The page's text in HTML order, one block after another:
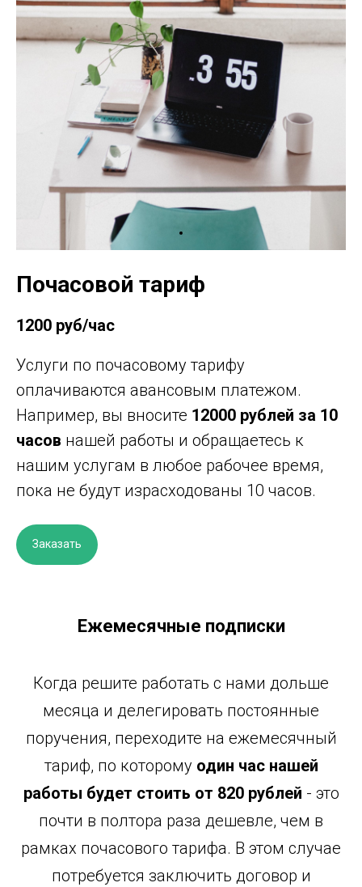
Почасовой тариф
1200 руб/час
Услуги по почасовому тарифу
оплачиваются авансовым платежом.
Например, вы вносите 12000 рублей за 10
часов нашей работы и обращаетесь к
нашим услугам в любое рабочее время,
пока не будут израсходованы 10 часов.
Заказать
Ежемесячные подписки
Когда решите работать с нами дольше
месяца и делегировать постоянные
поручения, переходите на ежемесячный
тариф, по которому один час нашей
работы будет стоить от 820 рублей - это
почти в полтора раза дешевле, чем в
рамках почасового тарифа. В этом случае
потребуется заключить договор и